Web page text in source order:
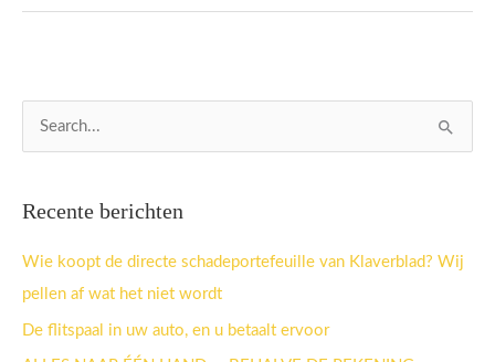
n
a
a
r
Recente berichten
Wie koopt de directe schadeportefeuille van Klaverblad? Wij
pellen af wat het niet wordt
De flitspaal in uw auto, en u betaalt ervoor